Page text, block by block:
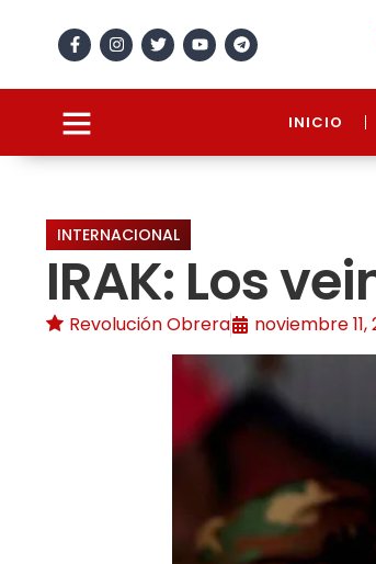
INICIO
INTERNACIONAL
IRAK: Los
Revolución Obrera noviembre 11,